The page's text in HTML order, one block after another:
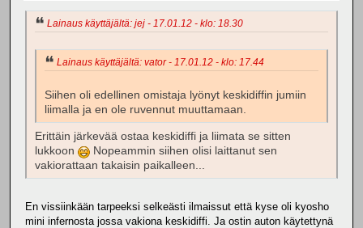
Lainaus käyttäjältä: jej - 17.01.12 - klo: 18.30
Lainaus käyttäjältä: vator - 17.01.12 - klo: 17.44
Siihen oli edellinen omistaja lyönyt keskidiffin jumiin
liimalla ja en ole ruvennut muuttamaan.
Erittäin järkevää ostaa keskidiffi ja liimata se sitten
lukkoon
Nopeammin siihen olisi laittanut sen
vakiorattaan takaisin paikalleen...
En vissiinkään tarpeeksi selkeästi ilmaissut että kyse oli kyosho
mini infernosta jossa vakiona keskidiffi. Ja ostin auton käytettynä